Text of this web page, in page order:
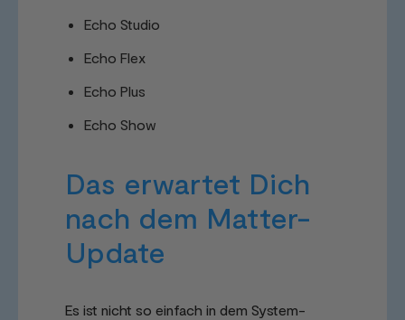
Echo Studio
Echo Flex
Echo Plus
Echo Show
Das erwartet Dich
nach dem Matter-
Update
Es ist nicht so einfach in dem System-